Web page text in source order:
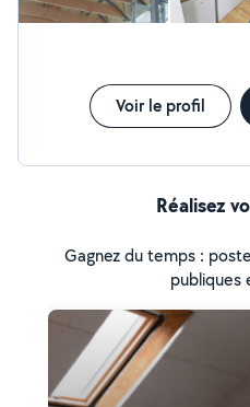
Voir le profil
Réalisez
Gagnez du temps :
publiques